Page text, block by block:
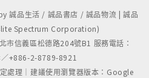
誠品生活 / 誠品書店 / 誠品物流 | 誠品
Spectrum Corporation)
市信義區松德路204號B1 服務電話：
+886-2-8789-8921
處理｜建議使用瀏覽器版本：Google